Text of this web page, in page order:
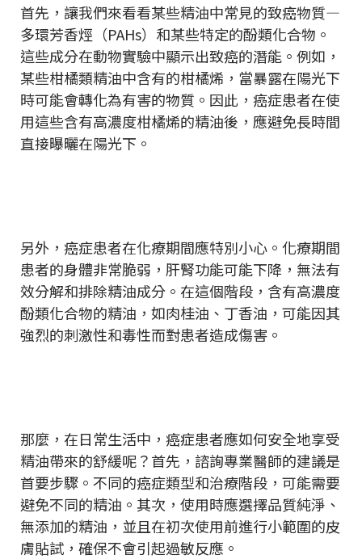
首先，讓我們來看看某些精油中常見的致癌物質—
多環芳香烴（PAHs）和某些特定的酚類化合物。
這些成分在動物實驗中顯示出致癌的潛能。例如，
某些柑橘類精油中含有的柑橘烯，當暴露在陽光下
時可能會轉化為有害的物質。因此，癌症患者在使
用這些含有高濃度柑橘烯的精油後，應避免長時間
直接曝曬在陽光下。
另外，癌症患者在化療期間應特別小心。化療期間
患者的身體非常脆弱，肝腎功能可能下降，無法有
效分解和排除精油成分。在這個階段，含有高濃度
酚類化合物的精油，如肉桂油、丁香油，可能因其
強烈的刺激性和毒性而對患者造成傷害。
那麼，在日常生活中，癌症患者應如何安全地享受
精油帶來的舒緩呢？首先，諮詢專業醫師的建議是
首要步驟。不同的癌症類型和治療階段，可能需要
避免不同的精油。其次，使用時應選擇品質純淨、
無添加的精油，並且在初次使用前進行小範圍的皮
膚貼試，確保不會引起過敏反應。